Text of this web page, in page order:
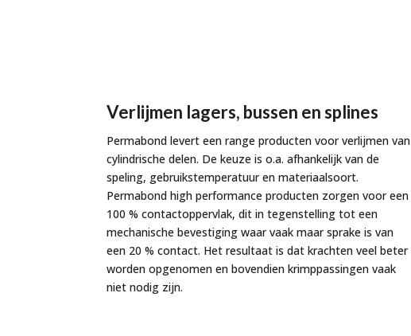
Verlijmen lagers, bussen en splines
Permabond levert een range producten voor verlijmen van
cylindrische delen. De keuze is o.a. afhankelijk van de
speling, gebruikstemperatuur en materiaalsoort.
Permabond high performance producten zorgen voor een
100 % contactoppervlak, dit in tegenstelling tot een
mechanische bevestiging waar vaak maar sprake is van
een 20 % contact. Het resultaat is dat krachten veel beter
worden opgenomen en bovendien krimppassingen vaak
niet nodig zijn.